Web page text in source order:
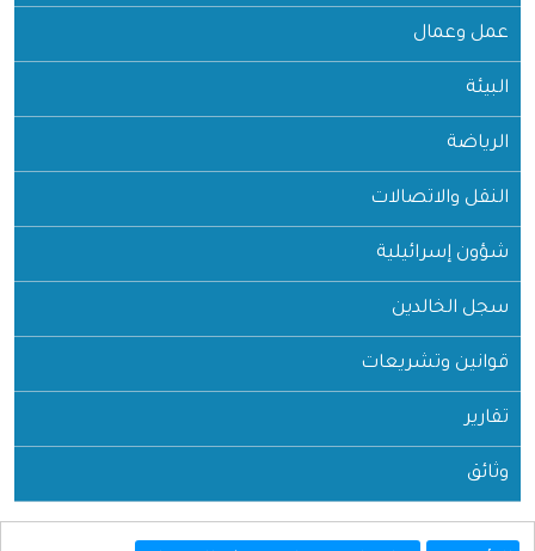
عمل وعمال
البيئة
الرياضة
النقل والاتصالات
شؤون إسرائيلية
سجل الخالدين
قوانين وتشريعات
تقارير
وثائق